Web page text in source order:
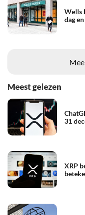
Wells
dag
Meest gelezen
31
XRP